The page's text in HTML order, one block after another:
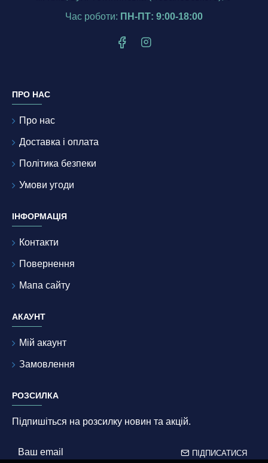
Час роботи: ПН-ПТ: 9:00-18:00
ПРО НАС
Про нас
Доставка і оплата
Політика безпеки
Умови угоди
ІНФОРМАЦІЯ
Контакти
Повернення
Мапа сайту
АКАУНТ
Мій акаунт
Замовлення
РОЗСИЛКА
Підпишіться на розсилку новин та акцій.
ПІДПИСАТИСЯ